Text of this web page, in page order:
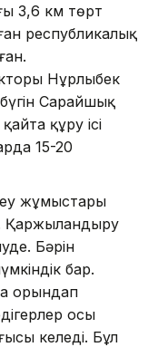
3,6 км төрт
республикалық
Нұрлыбек
бүгін Сарайшық
құру ісі
15-20
жұмыстары
Қаржыландыру
Бәрін
бар.
орындап
осы
келеді. Бұл